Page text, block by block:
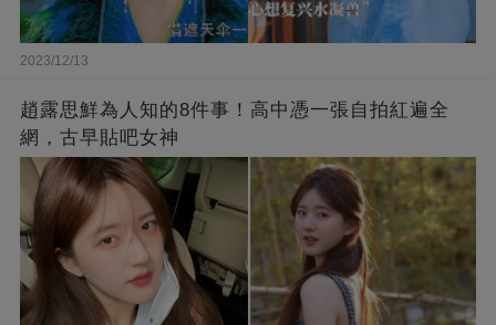
2023/12/13
趙露思鮮為人知的8件事！高中憑一張自拍紅遍全
網，古早貼吧女神